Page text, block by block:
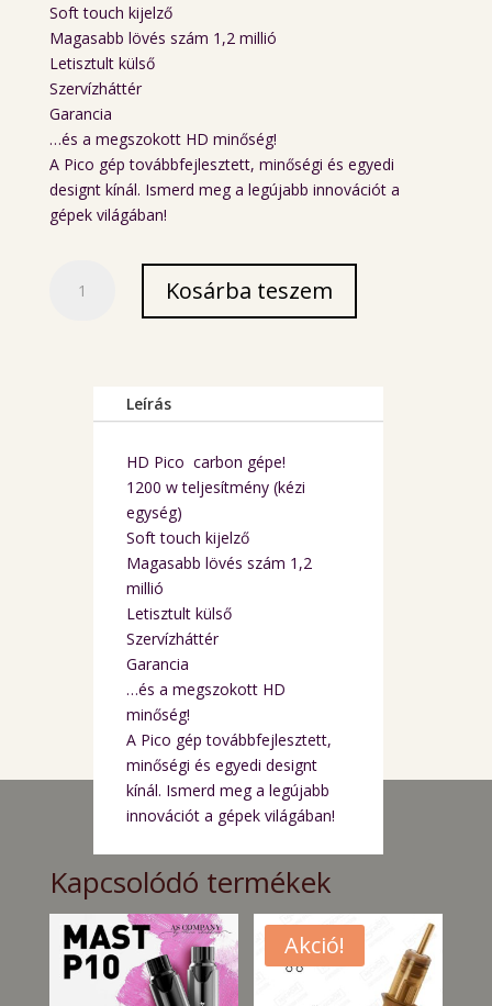
Soft touch kijelző
Magasabb lövés szám 1,2 millió
Letisztult külső
Szervízháttér
Garancia
…és a megszokott HD minőség!
A Pico gép továbbfejlesztett, minőségi és egyedi
designt kínál. Ismerd meg a legújabb innovációt a
gépek világában!
Kosárba teszem
Leírás
HD Pico carbon gépe!
1200 w teljesítmény (kézi
egység)
Soft touch kijelző
Magasabb lövés szám 1,2
millió
Letisztult külső
Szervízháttér
Garancia
…és a megszokott HD
minőség!
A Pico gép továbbfejlesztett,
minőségi és egyedi designt
kínál. Ismerd meg a legújabb
innovációt a gépek világában!
Kapcsolódó termékek
Akció!